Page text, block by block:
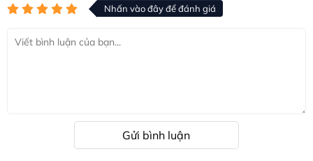
Nhấn vào đây để đánh giá
Gửi bình luận